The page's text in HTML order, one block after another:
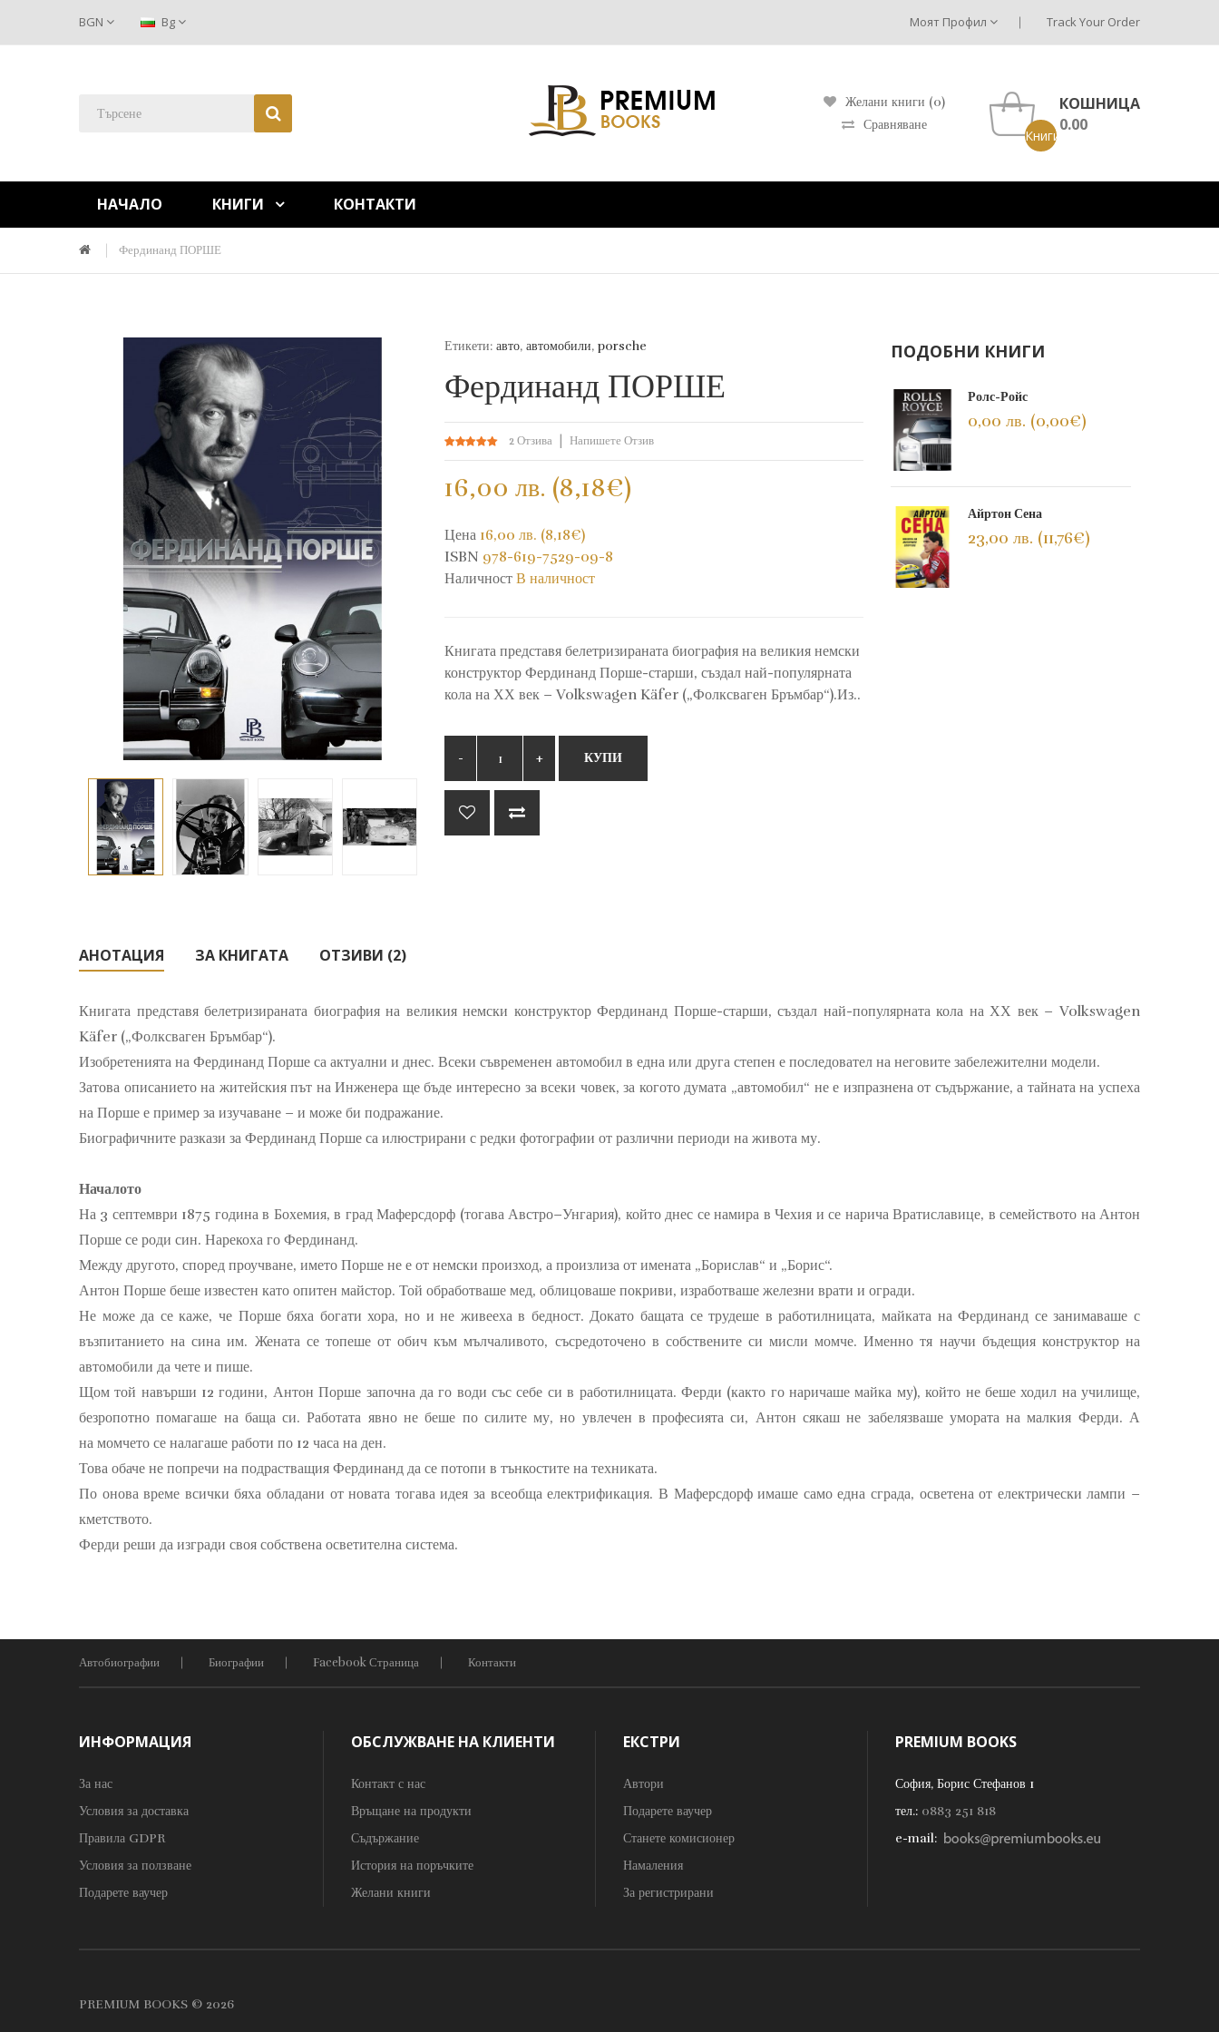
BGN Bg Моят Профил Track Your Order
Желани книги (0)
Сравняване
Книги: 0 ()
КОШНИЦА
0.00
НАЧАЛО КНИГИ КОНТАКТИ
Фердинанд ПОРШЕ
Етикети:авто,автомобили,porsche
Фердинанд ПОРШЕ
2 Отзива Напишете Отзив
16,00 лв. (8,18€)
Цена 16,00 лв. (8,18€)
ISBN 978-619-7529-09-8
НаличностВ наличност
Книгата представя белетризираната биография на великия немски
конструктор Фердинанд Порше-старши, създал най-популярната
кола на ХХ век – Volkswagen Käfer („Фолксваген Бръмбар“).Из..
КУПИ
ПОДОБНИ КНИГИ
Ролс-Ройс
0,00 лв. (0,00€)
Айртон Сена
23,00 лв. (11,76€)
АНОТАЦИЯ ЗА КНИГАТА ОТЗИВИ (2)
Книгата представя белетризираната биография на великия немски конструктор Фердинанд Порше-старши, създал най-популярната кола на ХХ век – Volkswagen
Käfer („Фолксваген Бръмбар“).
Изобретенията на Фердинанд Порше са актуални и днес. Всеки съвременен автомобил в една или друга степен е последовател на неговите забележителни модели.
Затова описанието на житейския път на Инженера ще бъде интересно за всеки човек, за когото думата „автомобил“ не е изпразнена от съдържание, а тайната на успеха
на Порше е пример за изучаване – и може би подражание.
Биографичните разкази за Фердинанд Порше са илюстрирани с редки фотографии от различни периоди на живота му.
Началото
На 3 септември 1875 година в Бохемия, в град Маферсдорф (тогава Австро–Унгария), който днес се намира в Чехия и се нарича Вратиславице, в семейството на Антон
Порше се роди син. Нарекоха го Фердинанд.
Между другото, според проучване, името Порше не е от немски произход, а произлиза от имената „Борислав“ и „Борис“.
Антон Порше беше известен като опитен майстор. Той обработваше мед, облицоваше покриви, изработваше железни врати и огради.
Не може да се каже, че Порше бяха богати хора, но ине живеехав бедност. Докато бащата се трудеше в работилницата, майката на Фердинанд се занимаваше с
възпитанието на синаим. Жената се топеше от обич към мълчаливото, съсредоточено в собствените си мисли момче.Именно тя научи бъдещия конструкторна
автомобили да чете и пише.
Щом той навърши 12 години, Антон Порше започна да го води със себе си в работилницата. Ферди (както го наричаше майка му),който не беше ходил на училище,
безропотнопомагаше на баща си. Работата явно не беше по силите му, но увлечен впрофесията си, Антонсякаш не забелязвашеумората на малкия Ферди.А
на момчето се налагаше работи по 12 часа на ден.
Това обаче не попречи на подрастващия Фердинанд да се потопи в тънкостите на техниката.
По онова време всички бяха обладани от новата тогава идеяза всеобщаелектрификация. В Маферсдорфимаше само една сграда, осветена от електрически лампи –
кметството.
Ферди реши да изгради своя собствена осветителна система.
Автобиографии Биографии Facebook Страница Контакти
ИНФОРМАЦИЯ
За нас
Условия за доставка
Правила GDPR
Условия за ползване
Подарете ваучер
ОБСЛУЖВАНЕ НА КЛИЕНТИ
Контакт с нас
Връщане на продукти
Съдържание
История на поръчките
Желани книги
ЕКСТРИ
Автори
Подарете ваучер
Станете комисионер
Намаления
За регистрирани
PREMIUM BOOKS
София, Борис Стефанов 1
тел.: 0883 251 818
e-mail:
PREMIUM BOOKS © 2026